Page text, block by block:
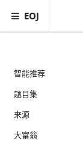
EOJ
智能推荐
题目集
来源
大富翁